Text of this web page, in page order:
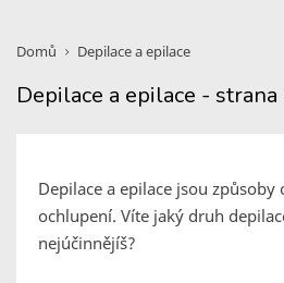
Domů Depilace a epilace
Depilace a epilace - strana
Depilace a epilace jsou způsoby
ochlupení. Víte jaký druh
nejúčinnějíš?